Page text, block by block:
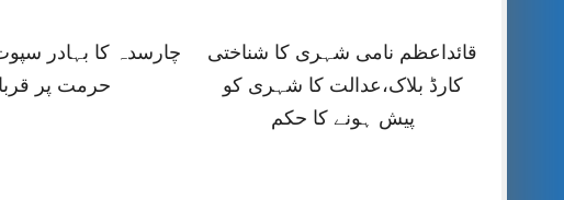
قائداعظم نامی شہری کا شناختی
کارڈ بلاک،عدالت کا شہری کو
پیش ہونے کا حکم
چارسدہ کا بہادر
حرمت پر